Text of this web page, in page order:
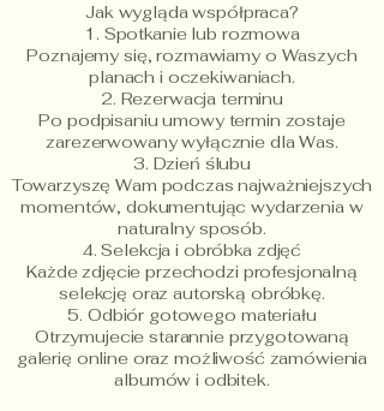
Jak wygląda współpraca?
1. Spotkanie lub rozmowa
Poznajemy się, rozmawiamy o Waszych
planach i oczekiwaniach.
2. Rezerwacja terminu
Po podpisaniu umowy termin zostaje
zarezerwowany wyłącznie dla Was.
3. Dzień ślubu
Towarzyszę Wam podczas najważniejszych
momentów, dokumentując wydarzenia w
naturalny sposób.
4. Selekcja i obróbka zdjęć
Każde zdjęcie przechodzi profesjonalną
selekcję oraz autorską obróbkę.
5. Odbiór gotowego materiału
Otrzymujecie starannie przygotowaną
galerię online oraz możliwość zamówienia
albumów i odbitek.